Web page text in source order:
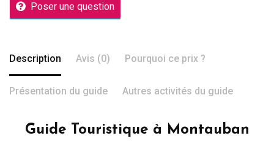
Poser une question
Description Avis (0) Pourquoi ce prix ?
Présentation du guide Autres activités du guide
Guide Touristique à Montauban